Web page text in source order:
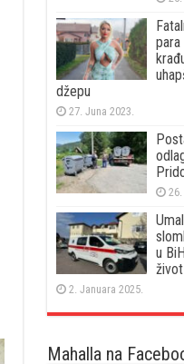
para
džepu
27. Juna 2023.
26.
u
2. Januara 2025.
Mahalla na